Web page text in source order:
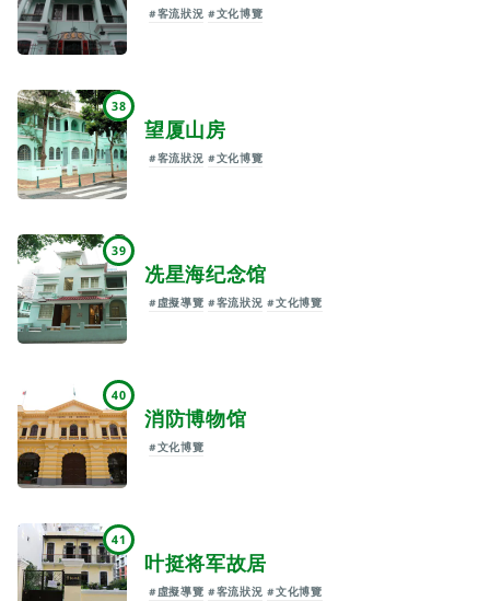
#客流狀況 #文化博覽
38
望厦山房
#客流狀況 #文化博覽
39
冼星海纪念馆
#虛擬導覽 #客流狀況 #文化博覽
40
消防博物馆
#文化博覽
41
叶挺将军故居
#虛擬導覽 #客流狀況 #文化博覽